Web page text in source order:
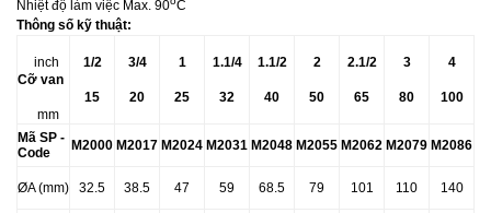
Nhiệt độ làm việc Max. 90 C
Thông số kỹ thuật:
inch
Cỡ van
mm
1/2
15
3/4
20
1
25
1.1/4
32
1.1/2
40
2
50
2.1/2
65
3
80
4
100
Mã SP -
Code
M2000 M2017 M2024 M2031 M2048 M2055 M2062 M2079 M2086
ØA (mm) 32.5 38.5 47 59 68.5 79 101 110 140